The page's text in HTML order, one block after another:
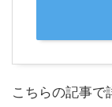
こちらの記事で